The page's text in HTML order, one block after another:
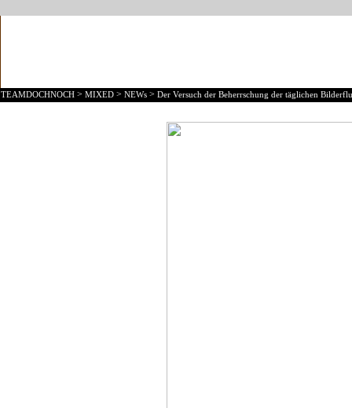
TEAMDOCHNOCH > MIXED > NEWs > Der Versuch der Beherrschung der täglichen